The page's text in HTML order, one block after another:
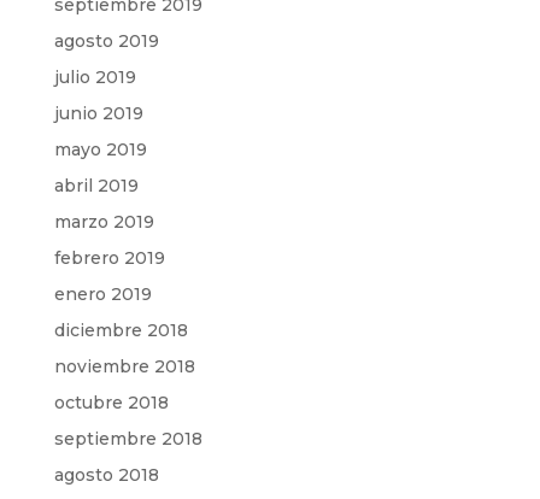
septiembre 2019
agosto 2019
julio 2019
junio 2019
mayo 2019
abril 2019
marzo 2019
febrero 2019
enero 2019
diciembre 2018
noviembre 2018
octubre 2018
septiembre 2018
agosto 2018